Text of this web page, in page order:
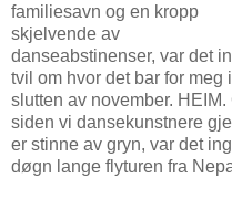
familiesavn og en kropp
skjelvende av
danseabstinenser, var det
tvil om hvor det bar for meg i
slutten av november. HEIM.
siden vi dansekunstnere
er stinne av gryn, var det
døgn lange flyturen fra